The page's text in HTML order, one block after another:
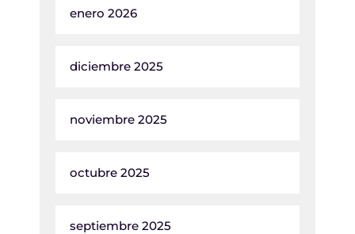
enero 2026
diciembre 2025
noviembre 2025
octubre 2025
septiembre 2025